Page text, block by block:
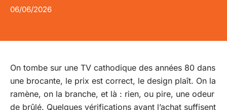
06/06/2026
On tombe sur une TV cathodique des années 80 dans
une brocante, le prix est correct, le design plaît. On la
ramène, on la branche, et là : rien, ou pire, une odeur
de brûlé. Quelques vérifications avant l’achat suffisent